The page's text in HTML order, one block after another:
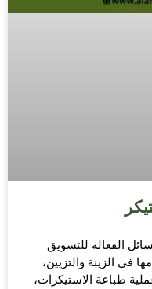
الفعالة للتسويق
في الزينة والتزيين،
طباعة الاستيكرات،